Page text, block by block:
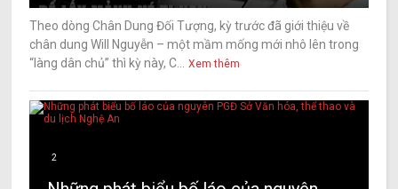
Theo dòng Chân Dung Đối Tượng, kỳ trước đã giới thiệu về
chân dung Will Nguyễn – một mầm mống mới nhô lên trong
“làng dân chủ” thì kỳ này, C...
Xem thêm
2